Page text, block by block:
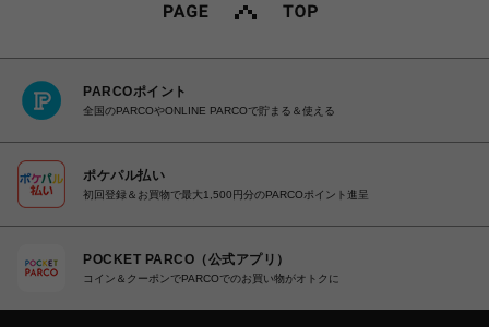
PARCOポイント
全国のPARCOやONLINE PARCOで貯まる＆使える
ポケパル払い
初回登録＆お買物で最大1,500円分のPARCOポイント進呈
POCKET PARCO（公式アプリ）
コイン＆クーポンでPARCOでのお買い物がオトクに